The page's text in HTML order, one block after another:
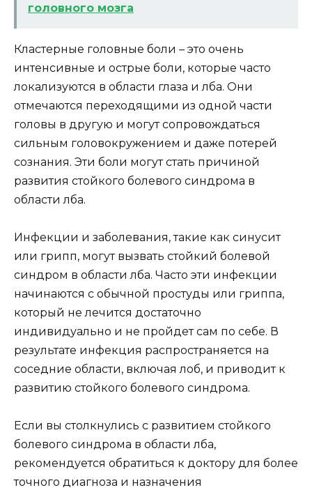
головного мозга
Кластерные головные боли – это очень
интенсивные и острые боли, которые часто
локализуются в области глаза и лба. Они
отмечаются переходящими из одной части
головы в другую и могут сопровождаться
сильным головокружением и даже потерей
сознания. Эти боли могут стать причиной
развития стойкого болевого синдрома в
области лба.
Инфекции и заболевания, такие как синусит
или грипп, могут вызвать стойкий болевой
синдром в области лба. Часто эти инфекции
начинаются с обычной простуды или гриппа,
который не лечится достаточно
индивидуально и не пройдет сам по себе. В
результате инфекция распространяется на
соседние области, включая лоб, и приводит к
развитию стойкого болевого синдрома.
Если вы столкнулись с развитием стойкого
болевого синдрома в области лба,
рекомендуется обратиться к доктору для более
точного диагноза и назначения